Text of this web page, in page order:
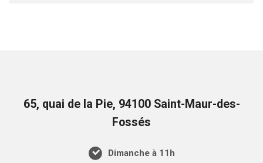
65, quai de la Pie, 94100 Saint-Maur-des-
Fossés
Dimanche à 11h